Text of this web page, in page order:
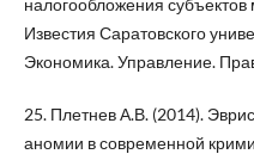
Известия Саратовского
Экономика. Управление.
25. Плетнев А.В. (2014).
аномии в современной